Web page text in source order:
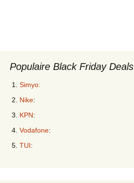
Populaire Black Friday Deals
Simyo:
Nike:
KPN:
Vodafone:
TUI: